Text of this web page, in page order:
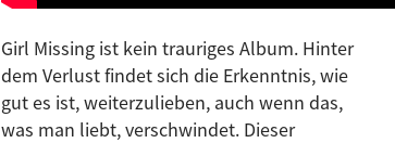
Girl Missing ist kein trauriges Album. Hinter
dem Verlust findet sich die Erkenntnis, wie
gut es ist, weiterzulieben, auch wenn das,
was man liebt, verschwindet. Dieser